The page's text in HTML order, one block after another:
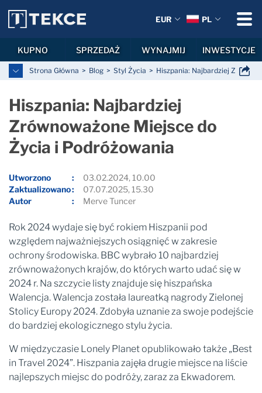
Strona Główna Blog Styl Życia Hiszpania: Najbardziej
Hiszpania: Najbardziej
Zrównoważone Miejsce do
Życia i Podróżowania
Utworzono
03.02.2024, 10.00
Zaktualizowano
07.07.2025, 15.30
Autor
Merve Tuncer
Rok 2024 wydaje się być rokiem Hiszpanii pod
względem najważniejszych osiągnięć w zakresie
ochrony środowiska. BBC wybrało 10 najbardziej
zrównoważonych krajów, do których warto udać się w
2024 r. Na szczycie listy znajduje się hiszpańska
Walencja. Walencja została laureatką nagrody Zielonej
Stolicy Europy 2024. Zdobyła uznanie za swoje podejście
do bardziej ekologicznego stylu życia.
W międzyczasie Lonely Planet opublikowało także „Best
in Travel 2024”. Hiszpania zajęła drugie miejsce na liście
najlepszych miejsc do podróży, zaraz za Ekwadorem.
EUR PL
KUPNO SPRZEDAŻ WYNAJMIJ INWESTYCJE